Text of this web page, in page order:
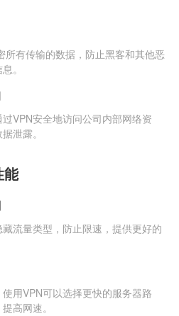
所有传输的数据，防止黑客和其他恶
。
VPN安全地访问公司内部网络资
泄露。
能
流量类型，防止限速，提供更好的
用VPN可以选择更快的服务器路
高网速。